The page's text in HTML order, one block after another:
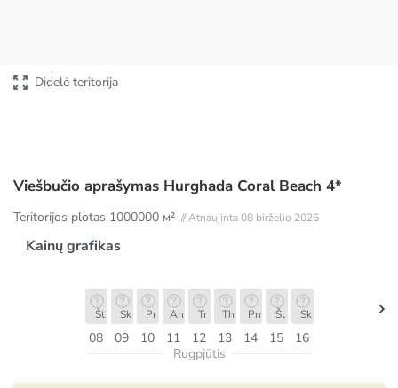
Didelė teritorija
Viešbučio aprašymas Hurghada Coral Beach 4*
Teritorijos plotas 1000000 м² // Atnaujinta 08 birželio 2026
Kainų grafikas
08
Št
09
Sk
10
Pr
11
An
12
Tr
13
Th
14
Pn
15
Št
16
Sk
Rugpjūtis